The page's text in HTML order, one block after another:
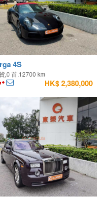
4S
,0 首,12700 km
HK$ 2,380,000